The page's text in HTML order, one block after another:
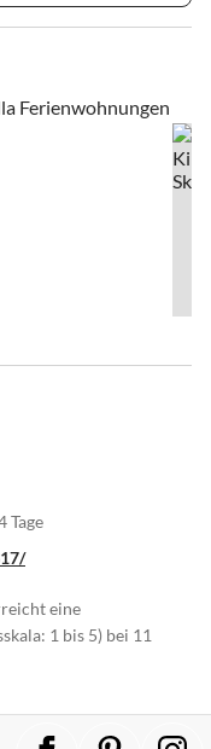
Ferienwohnungen
Tage
eine
1 bis 5) bei 11